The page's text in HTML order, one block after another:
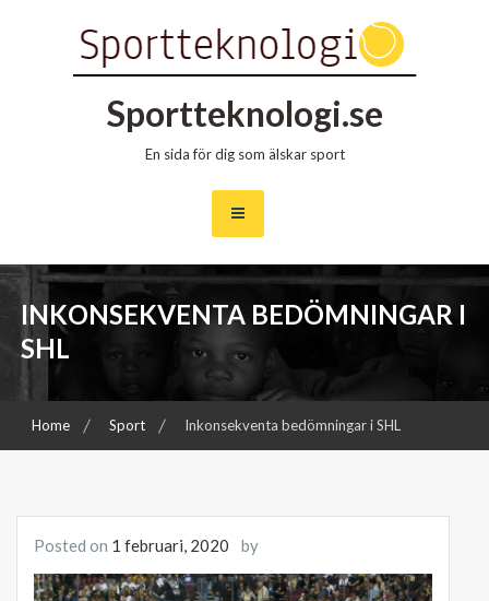
Sportteknologi.se
En sida för dig som älskar sport
INKONSEKVENTA BEDÖMNINGAR I
SHL
Home Sport Inkonsekventa bedömningar i SHL
Posted on 1 februari, 2020 by